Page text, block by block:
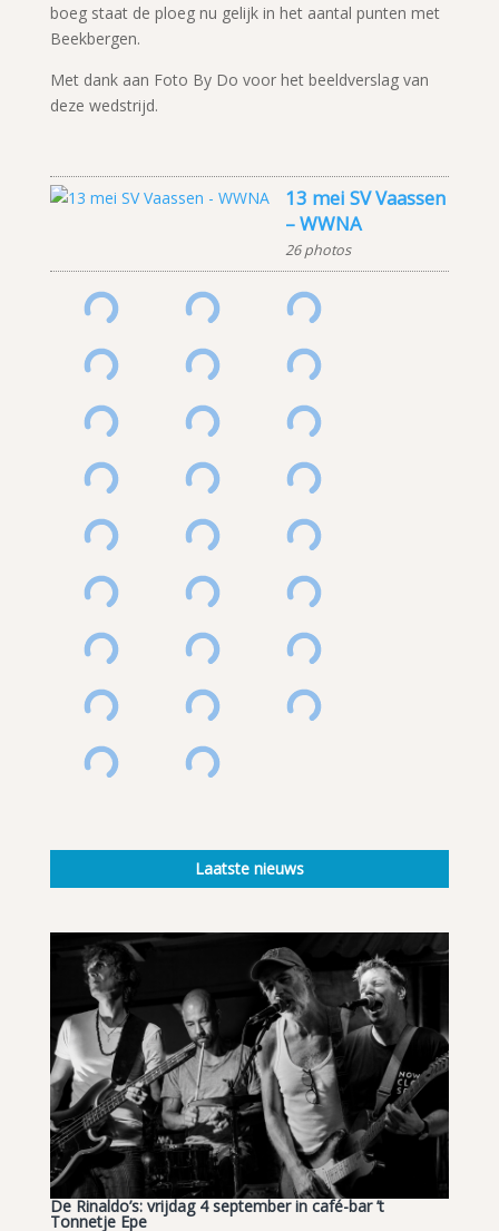
boeg staat de ploeg nu gelijk in het aantal punten met
Beekbergen.
Met dank aan Foto By Do voor het beeldverslag van
deze wedstrijd.
13 mei SV Vaassen
– WWNA
26 photos
Laatste nieuws
De Rinaldo’s: vrijdag 4 september in café-bar ’t
Tonnetje Epe